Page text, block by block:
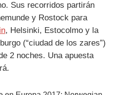
Sus recorridos partirán
y Rostock para
, Helsinki, Estocolmo y la
(“ciudad de los zares”)
2 noches. Una apuesta